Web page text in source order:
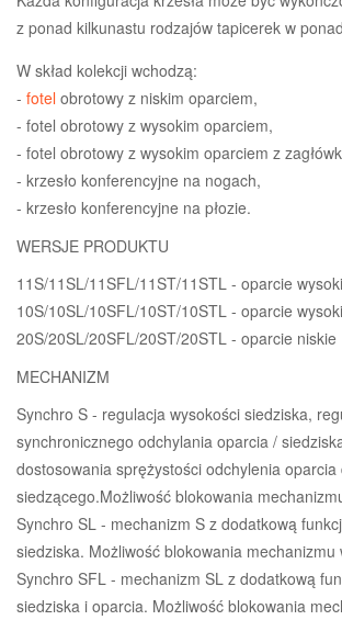
z ponad kilkunastu rodzajów tapicerek w
W skład kolekcji wchodzą:
- fotel obrotowy z niskim oparciem,
- fotel obrotowy z wysokim oparciem,
- fotel obrotowy z wysokim oparciem z
- krzesło konferencyjne na nogach,
- krzesło konferencyjne na płozie.
WERSJE PRODUKTU
11S/11SL/11SFL/11ST/11STL - oparcie
10S/10SL/10SFL/10ST/10STL - oparcie
20S/20SL/20SFL/20ST/20STL - oparcie niskie
MECHANIZM
Synchro S - regulacja wysokości siedziska,
synchronicznego odchylania oparcia /
dostosowania sprężystości odchylenia oparcia
siedzącego.Możliwość blokowania
Synchro SL - mechanizm S z dodatkową
siedziska. Możliwość blokowania mechanizmu
Synchro SFL - mechanizm SL z dodatkową
siedziska i oparcia. Możliwość blokowania